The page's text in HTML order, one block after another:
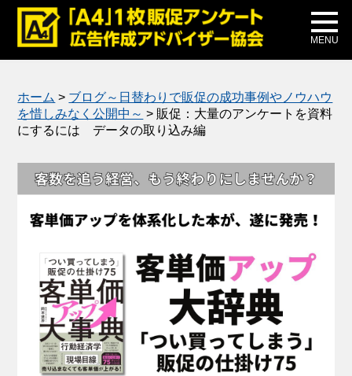
MENU
メディア掲載
公式ブログ
ホーム > ブログ～日替わりで販促の成功事例やノウハウ
を惜しみなく公開中～ > 販促：大量のアンケートを資料
にするには データの取り込み編